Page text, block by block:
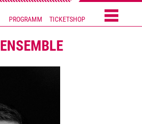
PROGRAMM TICKETSHOP
ENSEMBLE